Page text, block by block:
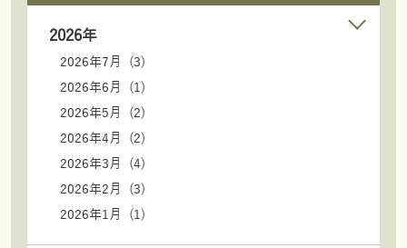
2026年
2026年7月 (3)
2026年6月 (1)
2026年5月 (2)
2026年4月 (2)
2026年3月 (4)
2026年2月 (3)
2026年1月 (1)